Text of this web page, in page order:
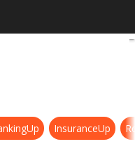
Enel assieme a
InsuranceUp